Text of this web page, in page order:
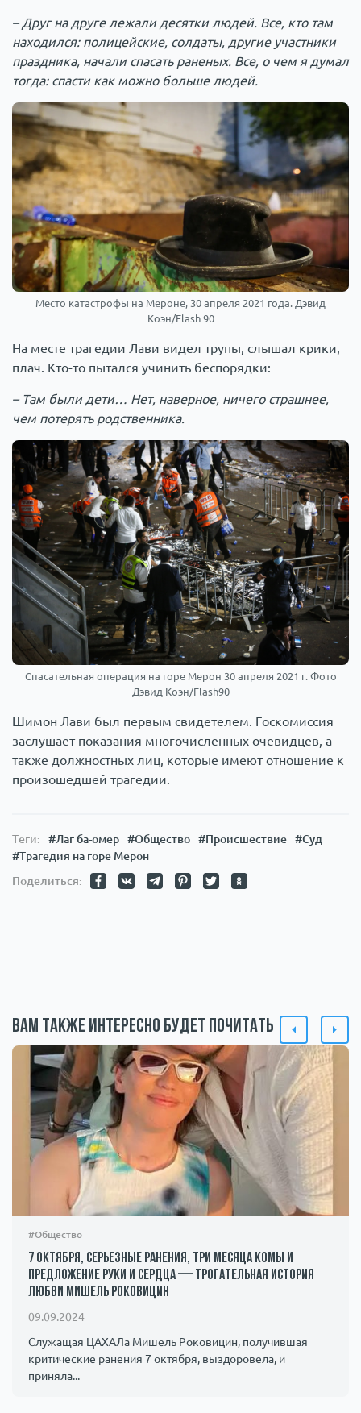
– Друг на друге лежали десятки людей. Все, кто там
находился: полицейские, солдаты, другие участники
праздника, начали спасать раненых. Все, о чем я думал
тогда: спасти как можно больше людей.
Место катастрофы на Мероне, 30 апреля 2021 года. Дэвид
Коэн/Flash 90
На месте трагедии Лави видел трупы, слышал крики,
плач. Кто-то пытался учинить беспорядки:
– Там были дети… Нет, наверное, ничего страшнее,
чем потерять родственника.
Спасательная операция на горе Мерон 30 апреля 2021 г. Фото
Дэвид Коэн/Flash90
Шимон Лави был первым свидетелем. Госкомиссия
заслушает показания многочисленных очевидцев, а
также должностных лиц, которые имеют отношение к
произошедшей трагедии.
Теги: #Лаг ба-омер #Общество #Происшествие
#Суд
#Трагедия на горе Мерон
Поделиться:
Вам также интересно будет почитать
#Общество
7 октября, серьезные ранения, три месяца комы и
предложение руки и сердца — трогательная история
любви Мишель Роковицин
09.09.2024
Служащая ЦАХАЛа Мишель Роковицин, получившая
критические ранения 7 октября, выздоровела, и
приняла...